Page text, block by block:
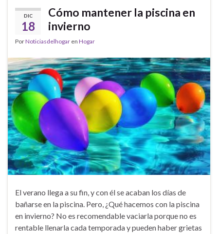
DIC
18
Cómo mantener la piscina en
invierno
PorNoticiasdelhogar en Hogar
El verano llega a su fin, y con él se acaban los días de
bañarse en la piscina. Pero, ¿Qué hacemos con la piscina
en invierno? No es recomendable vaciarla porque no es
rentable llenarla cada temporada y pueden haber grietas